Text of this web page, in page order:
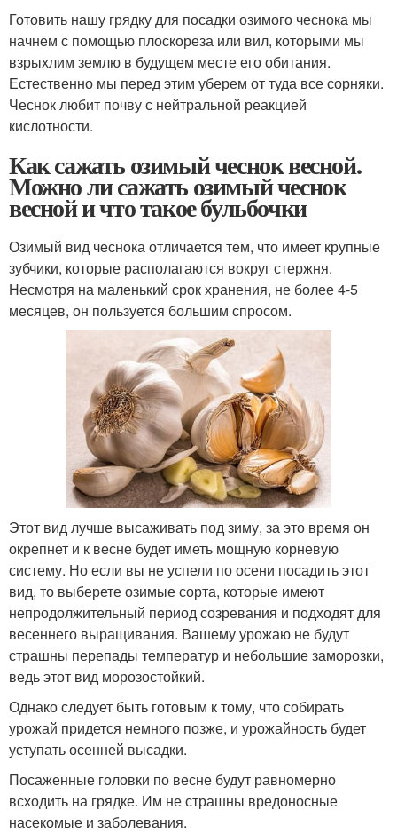
Готовить нашу грядку для посадки озимого чеснока мы
начнем с помощью плоскореза или вил, которыми мы
взрыхлим землю в будущем месте его обитания.
Естественно мы перед этим уберем от туда все сорняки.
Чеснок любит почву с нейтральной реакцией
кислотности.
Как сажать озимый чеснок весной.
Можно ли сажать озимый чеснок
весной и что такое бульбочки
Озимый вид чеснока отличается тем, что имеет крупные
зубчики, которые располагаются вокруг стержня.
Несмотря на маленький срок хранения, не более 4-5
месяцев, он пользуется большим спросом.
Этот вид лучше высаживать под зиму, за это время он
окрепнет и к весне будет иметь мощную корневую
систему. Но если вы не успели по осени посадить этот
вид, то выберете озимые сорта, которые имеют
непродолжительный период созревания и подходят для
весеннего выращивания. Вашему урожаю не будут
страшны перепады температур и небольшие заморозки,
ведь этот вид морозостойкий.
Однако следует быть готовым к тому, что собирать
урожай придется немного позже, и урожайность будет
уступать осенней высадки.
Посаженные головки по весне будут равномерно
всходить на грядке. Им не страшны вредоносные
насекомые и заболевания.